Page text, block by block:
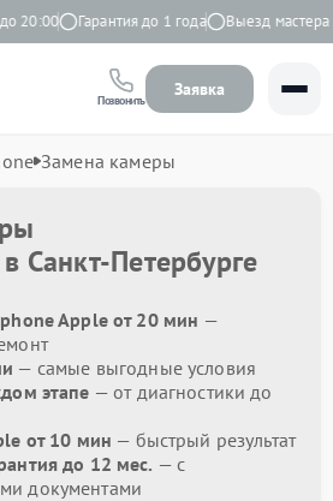
Гарантия до 1 года Выезд мастера
Позвонить
Заявка
Замена камеры
Санкт-Петербурге
Apple от 20 мин —
— самые выгодные условия
этапе — от диагностики до
от 10 мин — быстрый результат
до 12 мес. — с
документами